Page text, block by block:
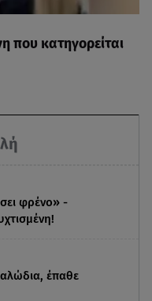
φρένο» -
έπαθε
που κατηγορείται